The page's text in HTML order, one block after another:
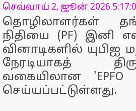
செவ்வாய் 2, ஜூன் 2026
தொழிலாளர்கள்
நிதியை (PF) இனி
வினாடிகளில் யுபிஐ
நேரடியாகத்
வகையிலான 'EPFO
செய்யப்பட்டுள்ளது.